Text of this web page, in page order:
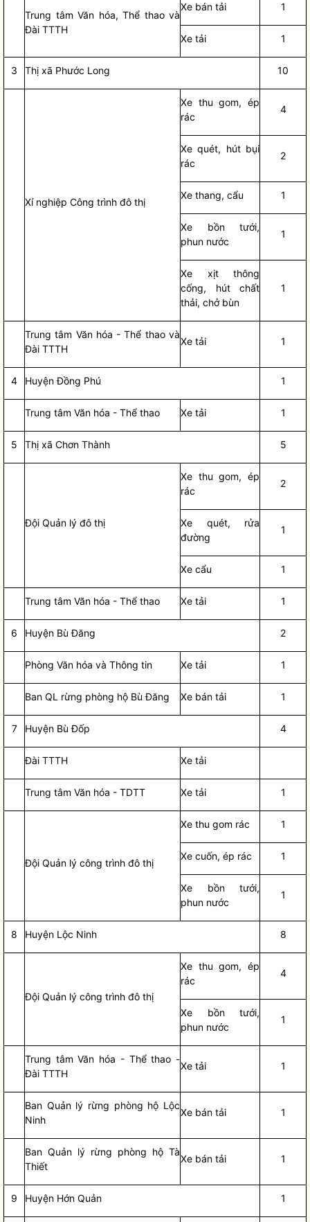
Trung tâm Văn hóa, Thể thao và
Đài TTTH
Xe bán tải 1
Xe tải 1
3 Thị xã Phước Long 10
Xí nghiệp Công trình đô thị
Xe thu gom, ép
rác
4
Xe quét, hút bụi
rác
2
Xe thang, cẩu 1
Xe bồn tưới,
phun nước
1
Xe xịt thông
cống, hút chất
thải, chở bùn
1
Trung tâm Văn hóa - Thể thao và
Đài TTTH
Xe tải 1
4 Huyện Đồng Phú 1
Trung tâm Văn hóa - Thể thao Xe tải 1
5 Thị xã Chơn Thành 5
Đội Quản lý đô thị
Xe thu gom, ép
rác
2
Xe quét, rửa
đường
1
Xe cẩu 1
Trung tâm Văn hóa - Thể thao Xe tải 1
6 Huyện Bù Đăng 2
Phòng Văn hóa và Thông tin Xe tải 1
Ban QL rừng phòng hộ Bù Đăng Xe bán tải 1
7 Huyện Bù Đốp 4
Đài TTTH Xe tải
Trung tâm Văn hóa - TDTT Xe tải 1
Đội Quản lý công trình đô thị
Xe thu gom rác 1
Xe cuốn, ép rác 1
Xe bồn tưới,
phun nước
1
8 Huyện Lộc Ninh 8
Đội Quản lý công trình đô thị
Xe thu gom, ép
rác
4
Xe bồn tưới,
phun nước
1
Trung tâm Văn hóa - Thể thao -
Đài TTTH
Xe tải 1
Ban Quản lý rừng phòng hộ Lộc
Ninh
Xe bán tải 1
Ban Quản lý rừng phòng hộ Tà
Thiết
Xe bán tải 1
9 Huyện Hớn Quản 1